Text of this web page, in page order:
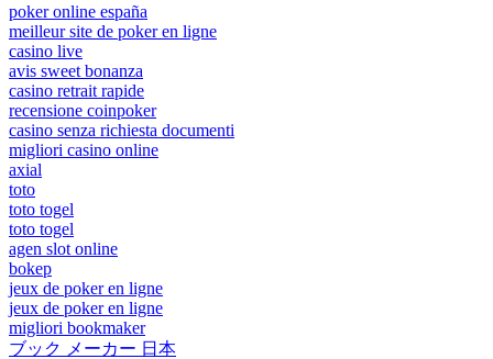
poker online españa
meilleur site de poker en ligne
casino live
avis sweet bonanza
casino retrait rapide
recensione coinpoker
casino senza richiesta documenti
migliori casino online
axial
toto
toto togel
toto togel
agen slot online
bokep
jeux de poker en ligne
jeux de poker en ligne
migliori bookmaker
ブック メーカー 日本